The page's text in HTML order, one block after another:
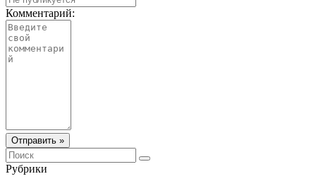
Комментарий:
Отправить »
Рубрики